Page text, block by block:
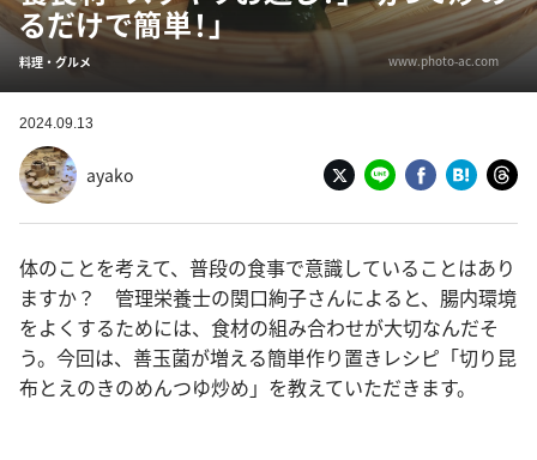
るだけで簡単！」
料理・グルメ www.photo-ac.com
2024.09.13
ayako
体のことを考えて、普段の食事で意識していることはあり
ますか？ 管理栄養士の関口絢子さんによると、腸内環境
をよくするためには、食材の組み合わせが大切なんだそ
う。今回は、善玉菌が増える簡単作り置きレシピ「切り昆
布とえのきのめんつゆ炒め」を教えていただきます。